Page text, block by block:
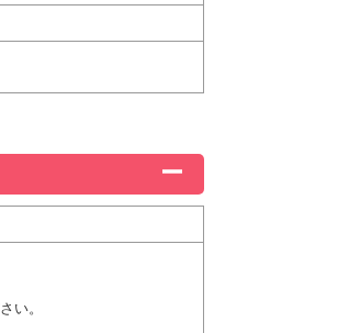
い。